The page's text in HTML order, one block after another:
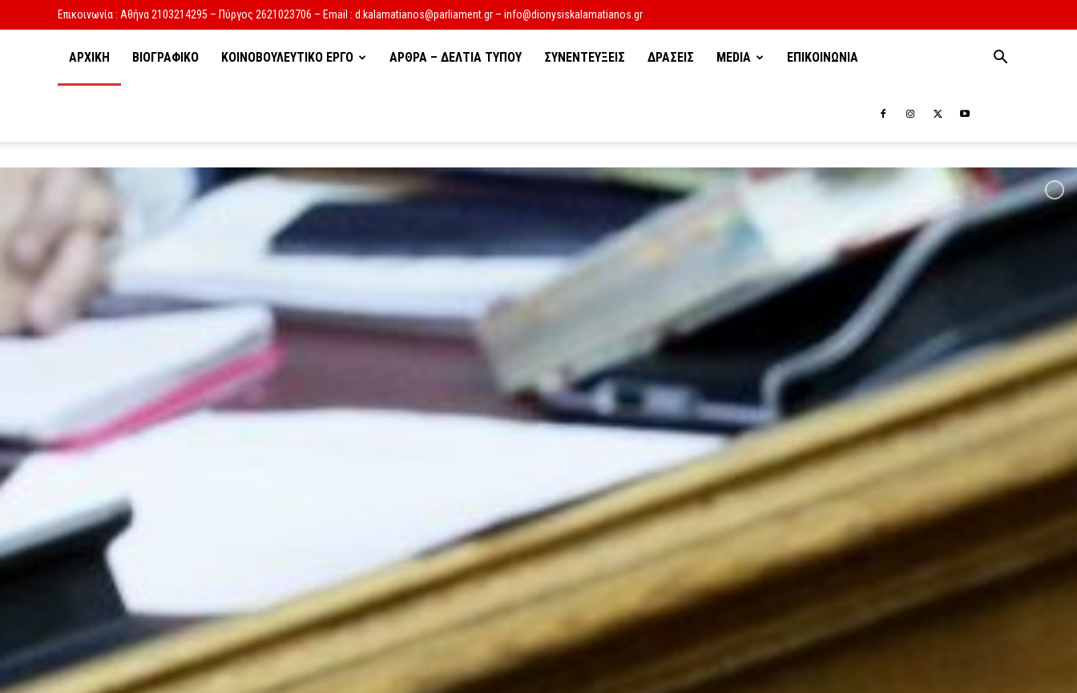
Επικοινωνία : Αθήνα 2103214295 – Πύργος 2621023706 – Email : d.kalamatianos@parliament.gr – info@dionysiskalamatianos.gr
ΑΡΧΙΚΗ ΒΙΟΓΡΑΦΙΚΟ ΚΟΙΝΟΒΟΥΛΕΥΤΙΚΟ ΕΡΓΟ ΑΡΘΡΑ – ΔΕΛΤΙΑ ΤΥΠΟΥ ΣΥΝΕΝΤΕΥΞΕΙΣ ΔΡΑΣΕΙΣ MEDIA ΕΠΙΚΟΙΝΩΝΙΑ